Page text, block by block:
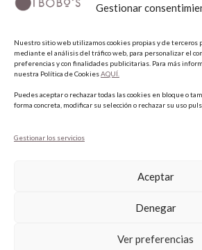
Gestionar
Nuestro sitio web utilizamos cookies propias y de terceros
mediante el análisis del tráfico web, para personalizar el
preferencias y con finalidades publicitarias. Para más
nuestra Política de CookiesAQUÍ.
Puedes aceptar o rechazar todas las cookies en bloque o
forma concreta, modificar su selección o rechazar su uso
Gestionar los servicios
Aceptar
Denegar
Ver preferencias
COPYRIGHT © 2026 QUIERO